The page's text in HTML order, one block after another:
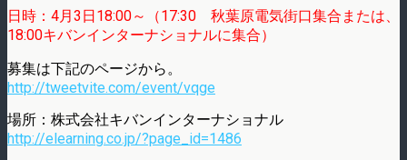
日時：4月3日18:00～（17:30 秋葉原電気街口集合または、
18:00キバンインターナショナルに集合）
募集は下記のページから。
http://tweetvite.com/event/vqge
場所：株式会社キバンインターナショナル
http://elearning.co.jp/?page_id=1486